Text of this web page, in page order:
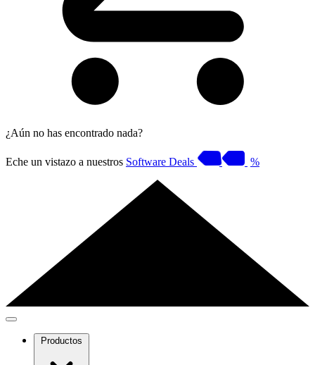
¿Aún no has encontrado nada?
Eche un vistazo a nuestros Software Deals %
Productos